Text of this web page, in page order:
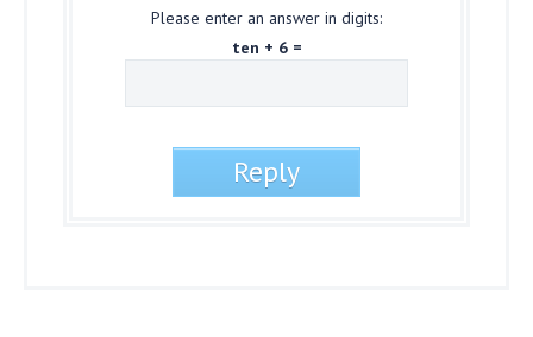
Please enter an answer in digits:
ten + 6 =